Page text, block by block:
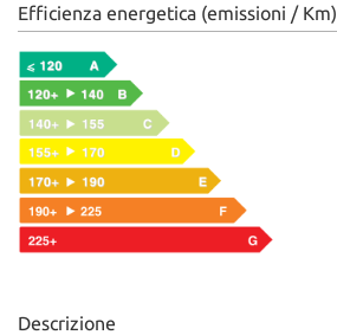
Efficienza energetica (emissioni / Km)
Descrizione